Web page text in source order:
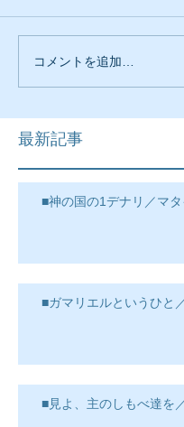
コメントを追加…
最新記事
■神の国の1デナリ／マ
■ガマリエルというひと
■見よ、主のしもべ達を